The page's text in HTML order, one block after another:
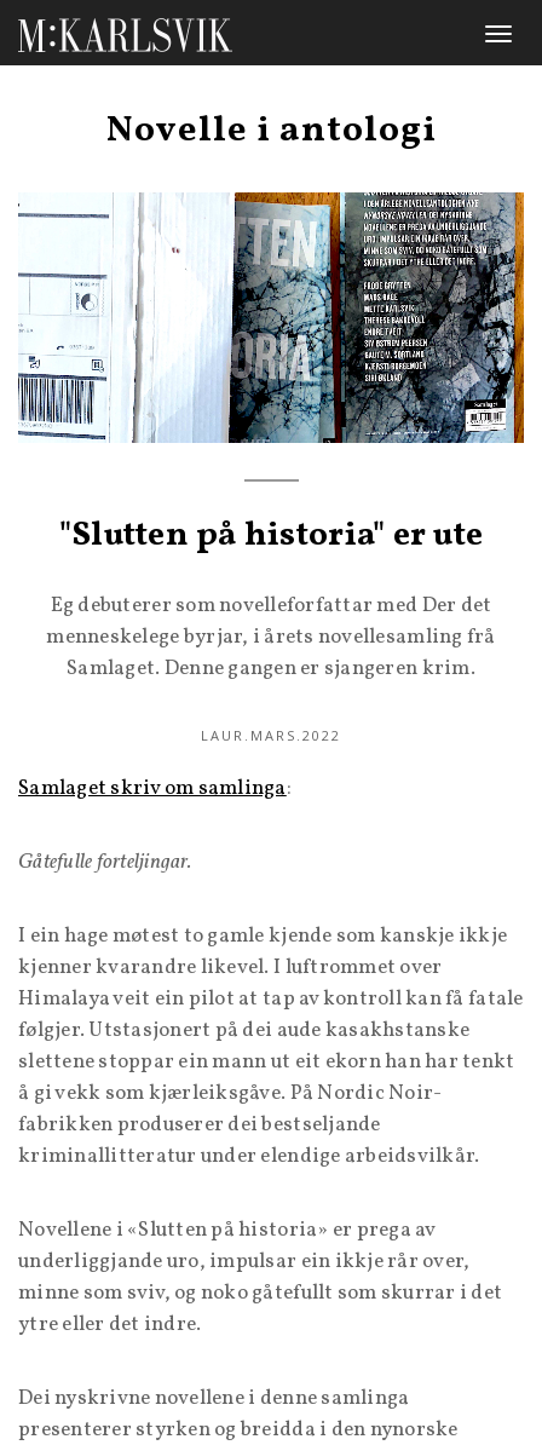
Novelle i antologi
"Slutten på historia" er ute
Eg debuterer som novelleforfattar med Der det
menneskelege byrjar, i årets novellesamling frå
Samlaget. Denne gangen er sjangeren krim.
LAUR.MARS.2022
Samlaget skriv om samlinga:
Gåtefulle forteljingar.
I ein hage møtest to gamle kjende som kanskje ikkje
kjenner kvarandre likevel. I luftrommet over
Himalaya veit ein pilot at tap av kontroll kan få fatale
følgjer. Utstasjonert på dei aude kasakhstanske
slettene stoppar ein mann ut eit ekorn han har tenkt
å gi vekk som kjærleiksgåve. På Nordic Noir-
fabrikken produserer dei bestseljande
kriminallitteratur under elendige arbeidsvilkår.
Novellene i «Slutten på historia» er prega av
underliggjande uro, impulsar ein ikkje rår over,
minne som sviv, og noko gåtefullt som skurrar i det
ytre eller det indre.
Dei nyskrivne novellene i denne samlinga
presenterer styrken og breidda i den nynorske